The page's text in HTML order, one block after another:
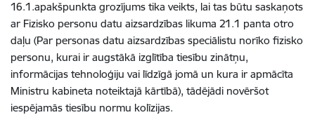
16.1.apakšpunkta grozījums tika veikts, lai tas būtu saskaņots
ar Fizisko personu datu aizsardzības likuma 21.1 panta otro
daļu (Par personas datu aizsardzības speciālistu norīko fizisko
personu, kurai ir augstākā izglītība tiesību zinātņu,
informācijas tehnoloģiju vai līdzīgā jomā un kura ir apmācīta
Ministru kabineta noteiktajā kārtībā), tādējādi novēršot
iespējamās tiesību normu kolīzijas.